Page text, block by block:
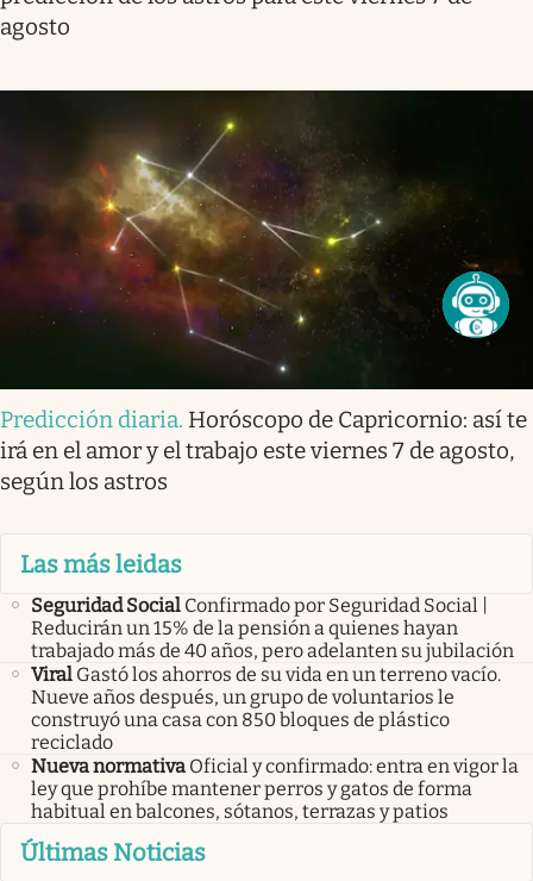
agosto
Predicción diaria. Horóscopo de Capricornio: así te
irá en el amor y el trabajo este viernes 7 de agosto,
según los astros
Las más leidas
Seguridad Social Confirmado por Seguridad Social |
Reducirán un 15% de la pensión a quienes hayan
trabajado más de 40 años, pero adelanten su jubilación
Viral Gastó los ahorros de su vida en un terreno vacío.
Nueve años después, un grupo de voluntarios le
construyó una casa con 850 bloques de plástico
reciclado
Nueva normativa Oficial y confirmado: entra en vigor la
ley que prohíbe mantener perros y gatos de forma
habitual en balcones, sótanos, terrazas y patios
Últimas Noticias